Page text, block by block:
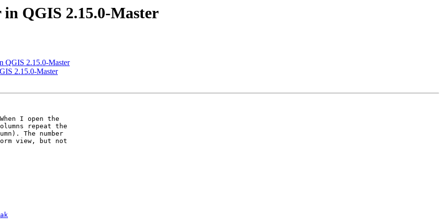
QGIS 2.15.0-Master
QGIS 2.15.0-Master
2.15.0-Master
I open the
repeat the
The number
view, but not